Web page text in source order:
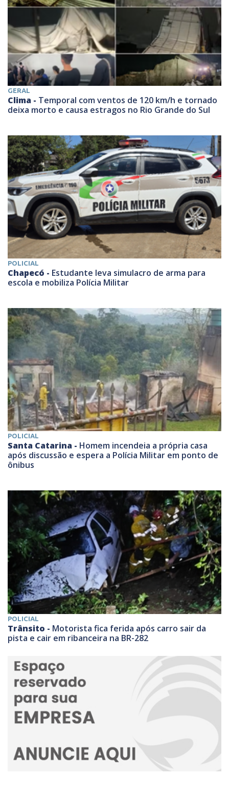
GERAL
Clima - Temporal com ventos de 120 km/h e tornado
deixa morto e causa estragos no Rio Grande do Sul
POLICIAL
Chapecó - Estudante leva simulacro de arma para
escola e mobiliza Polícia Militar
POLICIAL
Santa Catarina - Homem incendeia a própria casa
após discussão e espera a Polícia Militar em ponto de
ônibus
POLICIAL
Trânsito - Motorista fica ferida após carro sair da
pista e cair em ribanceira na BR-282